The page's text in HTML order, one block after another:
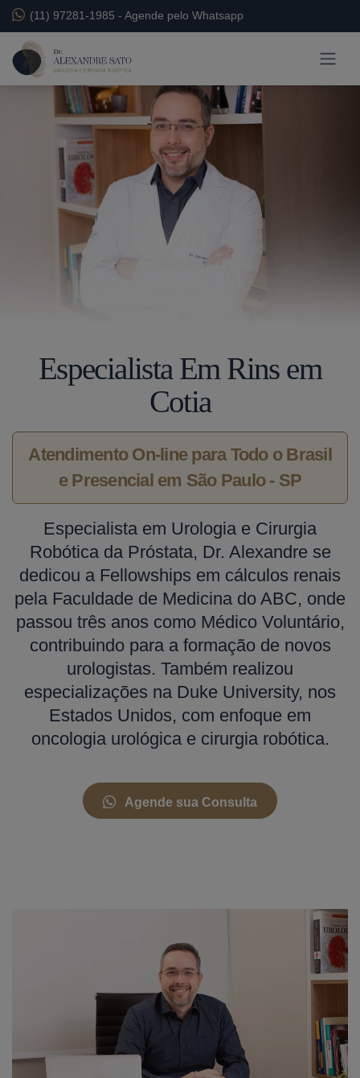
(11) 97281-1985 - Agende pelo Whatsapp
Especialista Em Rins em
Cotia
Atendimento On-line para Todo o Brasil
e Presencial em São Paulo - SP
Especialista em Urologia e Cirurgia
Robótica da Próstata, Dr. Alexandre se
dedicou a Fellowships em cálculos renais
pela Faculdade de Medicina do ABC, onde
passou três anos como Médico Voluntário,
contribuindo para a formação de novos
urologistas. Também realizou
especializações na Duke University, nos
Estados Unidos, com enfoque em
oncologia urológica e cirurgia robótica.
Agende sua Consulta